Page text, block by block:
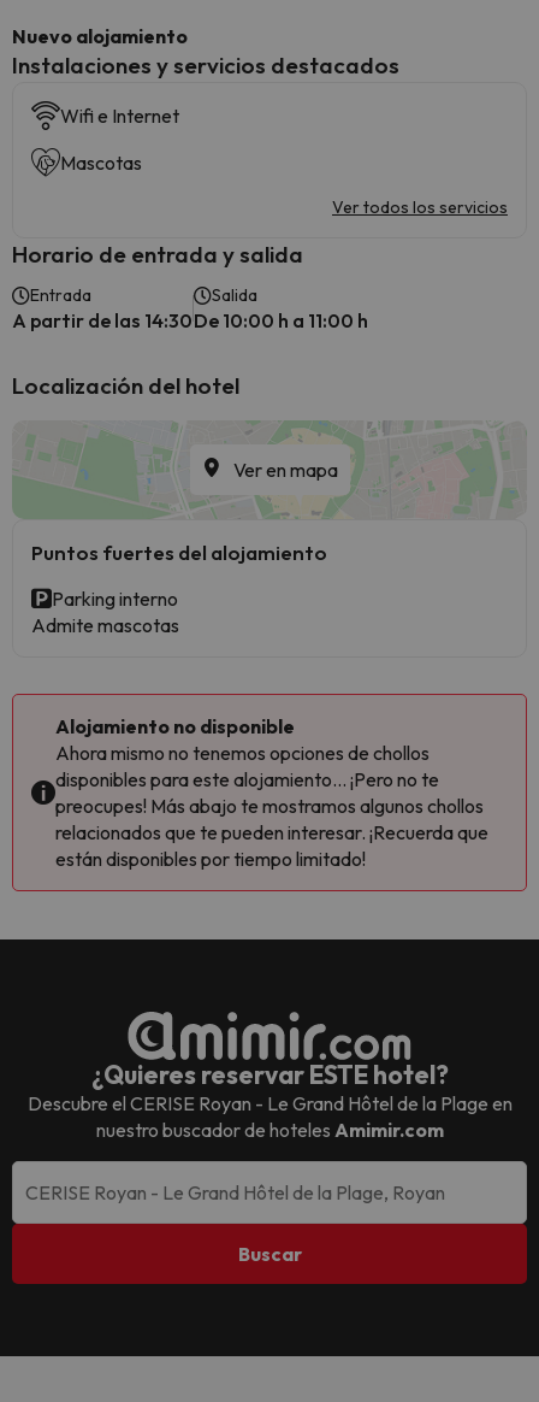
Nuevo alojamiento
Instalaciones y servicios destacados
Wifi e Internet
Mascotas
Ver todos los servicios
Horario de entrada y salida
Entrada
A partir de las 14:30
Salida
De 10:00 h a 11:00 h
Localización del hotel
Ver en mapa
Puntos fuertes del alojamiento
Parking interno
Admite mascotas
Alojamiento no disponible
Ahora mismo no tenemos opciones de chollos
disponibles para este alojamiento... ¡Pero no te
preocupes! Más abajo te mostramos algunos chollos
relacionados que te pueden interesar. ¡Recuerda que
están disponibles por tiempo limitado!
¿Quieres reservar ESTE hotel?
Descubre el CERISE Royan - Le Grand Hôtel de la Plage en
nuestro buscador de hoteles Amimir.com
Buscar